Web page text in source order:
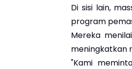
Di sisi lain,
program
Mereka
meningkatkan
"Kami